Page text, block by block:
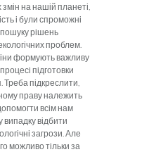
на нашій планеті,
і були спроможні
пошуку рішень
проблем.
формують важливу
підготовки
Треба підкреслити,
праву належить
всім нам
відбити
загрози. Але
можливо тільки за